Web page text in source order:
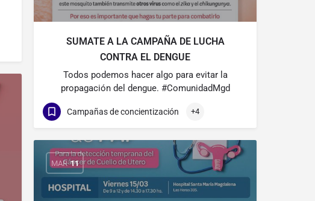
SUMATE A LA CAMPAÑA DE LUCHA
CONTRA EL DENGUE
Todos podemos hacer algo para evitar la
propagación del dengue. #ComunidadMgd
Campañas de concientización +4
MAR 11